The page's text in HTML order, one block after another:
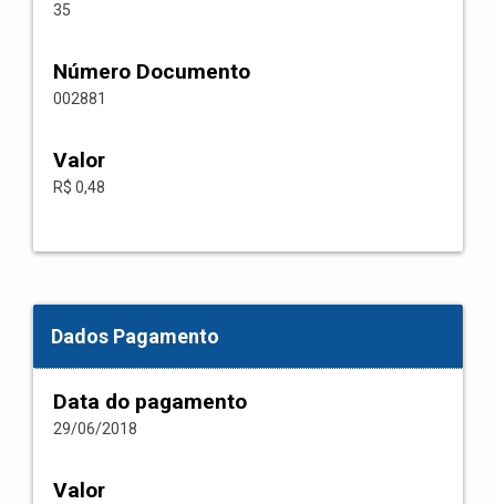
35
Número Documento
002881
Valor
R$ 0,48
Dados Pagamento
Data do pagamento
29/06/2018
Valor